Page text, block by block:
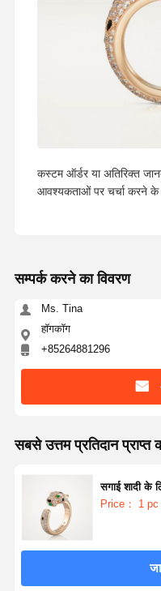
कस्टम ऑर्डर या अतिरिक्त
आवश्यकताओं पर चर्चा करने के
सम्पर्क करने का विवरण
Ms. Tina
हॉगकॉग
+85264881296
सबसे उत्तम प्रतिदान प्राप्त
सगाई शादी के
Price： 1 pc